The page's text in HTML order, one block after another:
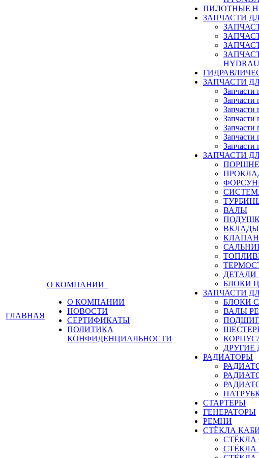
ГЛАВНАЯ
О КОМПАНИИ
О КОМПАНИИ
НОВОСТИ
СЕРТИФИКАТЫ
ПОЛИТИКА
КОНФИДЕНЦИАЛЬНОСТИ
ПИЛОТНЫЕ
ЗАПЧАСТИ
ЗАПЧАСТИ
Запчасти
Запчасти
Запчасти
Запчасти
Запчасти
Запчасти
Запчасти
ЗАПЧАСТИ
ВАЛЫ
ДЕТАЛИ
БЛОКИ
ЗАПЧАСТИ
БЛОКИ
ВАЛЫ
ДРУГИЕ
РАДИАТОРЫ
СТАРТЕРЫ
ГЕНЕРАТОРЫ
РЕМНИ
СТЁКЛА
СТЁКЛА
СТЁКЛА